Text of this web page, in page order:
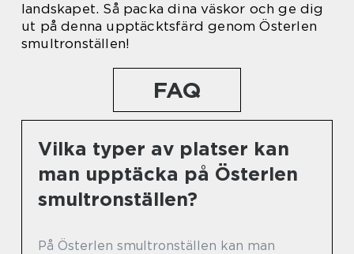
landskapet. Så packa dina väskor och ge dig
ut på denna upptäcktsfärd genom Österlen
smultronställen!
FAQ
Vilka typer av platser kan
man upptäcka på Österlen
smultronställen?
På Österlen smultronställen kan man